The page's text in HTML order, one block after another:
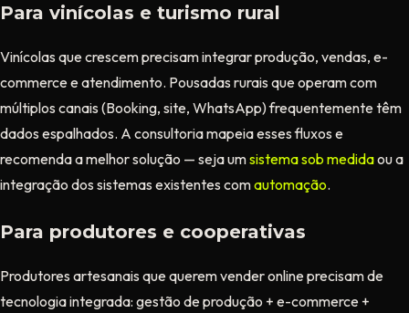
Para vinícolas e turismo rural
Vinícolas que crescem precisam integrar produção, vendas, e-
commerce e atendimento. Pousadas rurais que operam com
múltiplos canais (Booking, site, WhatsApp) frequentemente têm
dados espalhados. A consultoria mapeia esses fluxos e
recomenda a melhor solução — seja umsistema sob medidaou a
integração dos sistemas existentes comautomação.
Para produtores e cooperativas
Produtores artesanais que querem vender online precisam de
tecnologia integrada: gestão de produção + e-commerce +